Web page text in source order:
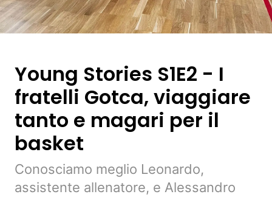
Young Stories S1E2 - I
fratelli Gotca, viaggiare
tanto e magari per il
basket
Conosciamo meglio Leonardo,
assistente allenatore, e Alessandro